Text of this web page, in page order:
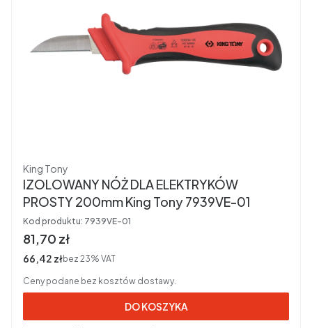
Producent
King Tony
IZOLOWANY NÓŻ DLA ELEKTRYKÓW
PROSTY 200mm King Tony 7939VE-01
Kod produktu: 7939VE-01
Cena brutto
81,70 zł
Cena netto
66,42 złbez 23% VAT
Ceny podane bez kosztów dostawy.
DO KOSZYKA